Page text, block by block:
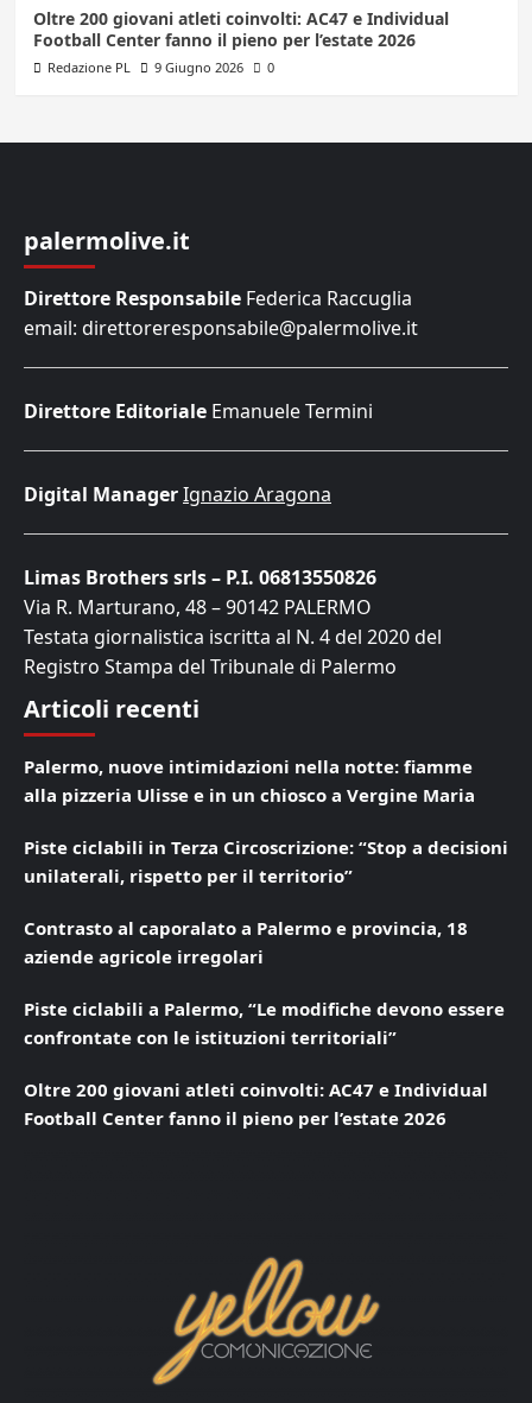
Oltre 200 giovani atleti coinvolti: AC47 e Individual
Football Center fanno il pieno per l’estate 2026
Redazione PL 9 Giugno 2026 0
palermolive.it
Direttore Responsabile Federica Raccuglia
email: direttoreresponsabile@palermolive.it
Direttore Editoriale Emanuele Termini
Digital ManagerIgnazio Aragona
Limas Brothers srls – P.I. 06813550826
Via R. Marturano, 48 – 90142 PALERMO
Testata giornalistica iscritta al N. 4 del 2020 del
Registro Stampa del Tribunale di Palermo
Articoli recenti
Palermo, nuove intimidazioni nella notte: fiamme
alla pizzeria Ulisse e in un chiosco a Vergine Maria
Piste ciclabili in Terza Circoscrizione: “Stop a decisioni
unilaterali, rispetto per il territorio”
Contrasto al caporalato a Palermo e provincia, 18
aziende agricole irregolari
Piste ciclabili a Palermo, “Le modifiche devono essere
confrontate con le istituzioni territoriali”
Oltre 200 giovani atleti coinvolti: AC47 e Individual
Football Center fanno il pieno per l’estate 2026